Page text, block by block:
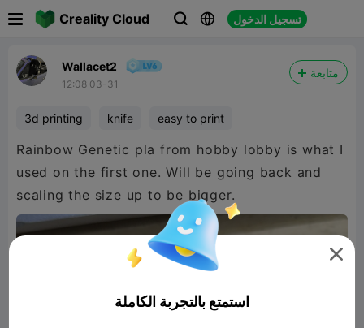
Creality Cloud   تسجيل الدخول
Wallacet2
12:08 03-31
متابعة
3d printing knife easy to print
Rainbow Genetic pla from hobby lobby is what I
used on the first one. Will be going back and
scaling the size up to be bigger.

استمتع بالتجربة الكاملة